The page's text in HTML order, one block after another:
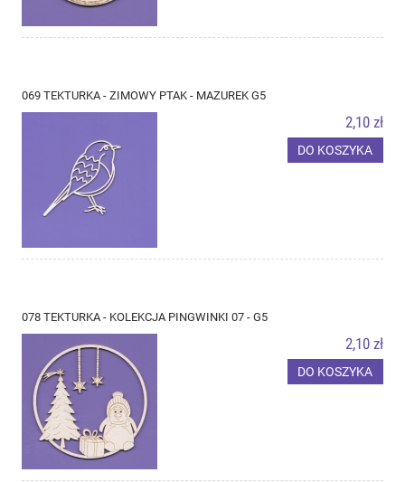
069 TEKTURKA - ZIMOWY PTAK - MAZUREK G5
2,10 zł
DO KOSZYKA
078 TEKTURKA - KOLEKCJA PINGWINKI 07 - G5
2,10 zł
DO KOSZYKA